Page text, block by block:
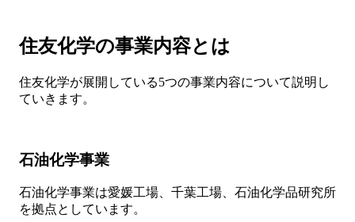
住友化学の事業内容とは
住友化学が展開している5つの事業内容について説明し
ていきます。
石油化学事業
石油化学事業は愛媛工場、千葉工場、石油化学品研究所
を拠点としています。